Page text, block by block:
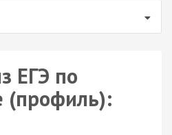
ЕГЭ по
(профиль):